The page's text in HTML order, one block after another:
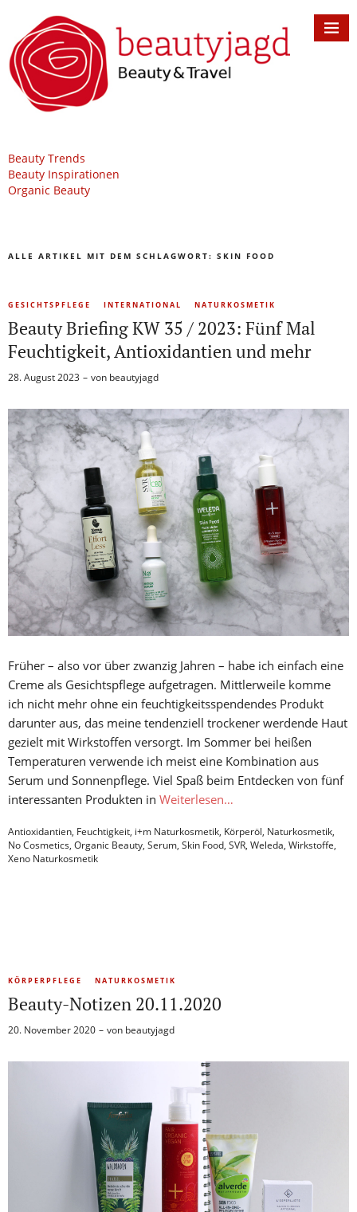
Beauty Trends
Beauty Inspirationen
Organic Beauty
ALLE ARTIKEL MIT DEM SCHLAGWORT: SKIN FOOD
GESICHTSPFLEGE INTERNATIONAL NATURKOSMETIK
Beauty Briefing KW 35 / 2023: Fünf Mal
Feuchtigkeit, Antioxidantien und mehr
28. August 2023 von beautyjagd
Früher – also vor über zwanzig Jahren – habe ich einfach eine
Creme als Gesichtspflege aufgetragen. Mittlerweile komme
ich nicht mehr ohne ein feuchtigkeitsspendendes Produkt
darunter aus, das meine tendenziell trockener werdende Haut
gezielt mit Wirkstoffen versorgt. Im Sommer bei heißen
Temperaturen verwende ich meist eine Kombination aus
Serum und Sonnenpflege. Viel Spaß beim Entdecken von fünf
interessanten Produkten in Weiterlesen…
Antioxidantien, Feuchtigkeit, i+m Naturkosmetik, Körperöl, Naturkosmetik,
No Cosmetics, Organic Beauty, Serum, Skin Food, SVR, Weleda, Wirkstoffe,
Xeno Naturkosmetik
KÖRPERPFLEGE NATURKOSMETIK
Beauty-Notizen 20.11.2020
20. November 2020 von beautyjagd